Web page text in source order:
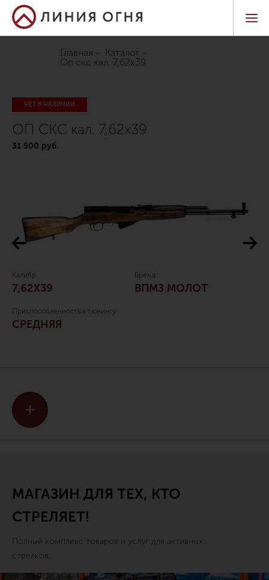
Главная
Каталог
оп скс кал. 7,62х39
НЕТ В НАЛИЧИИ
ОП СКС кал. 7,62х39
31 500 руб.
Калибр
7,62Х39
Бренд
ВПМЗ МОЛОТ
Приспособленность к тюнингу
СРЕДНЯЯ
МАГАЗИН ДЛЯ ТЕХ, КТО
СТРЕЛЯЕТ!
Полный комплекс товаров и услуг для активных
стрелков.